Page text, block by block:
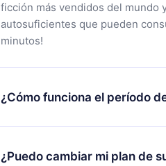
ficción más vendidos del mundo
autosuficientes que pueden
minutos!
¿Cómo funciona el período
Puedes descargar nuestra
alguna razón no estás
¿Puedo cambiar mi plan de